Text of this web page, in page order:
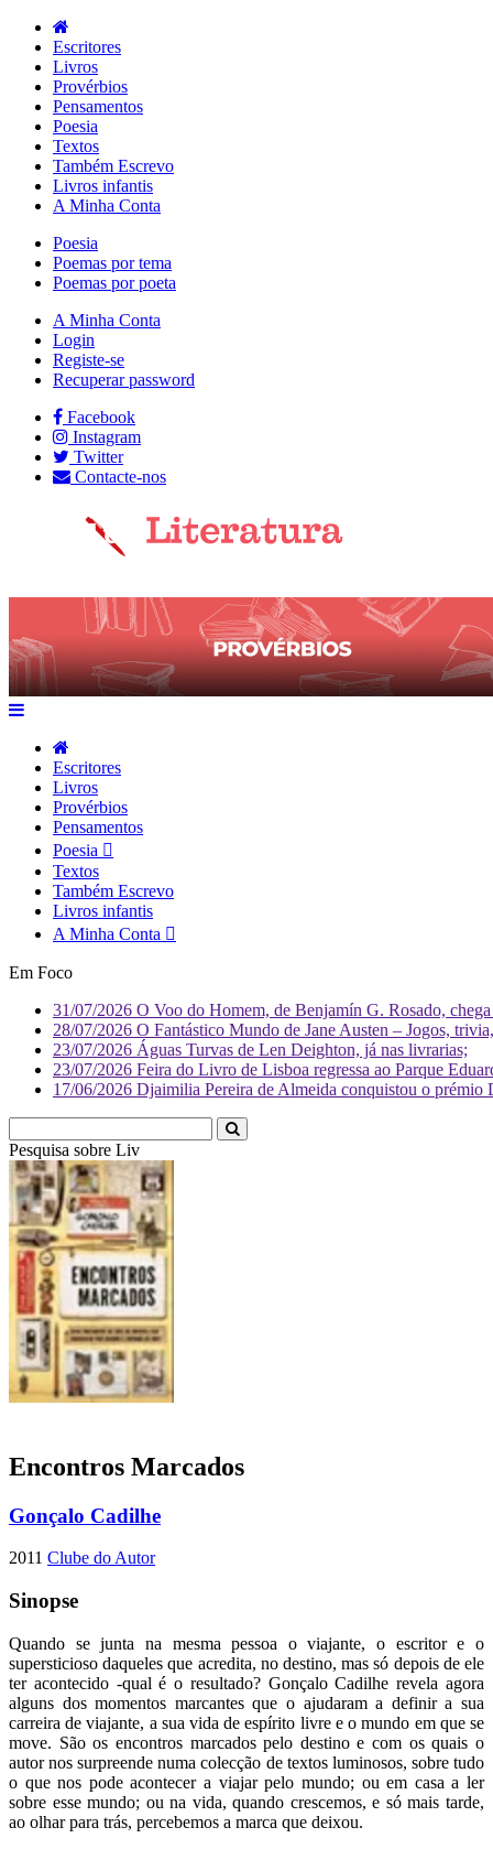
Escritores
Livros
Provérbios
Pensamentos
Poesia
Textos
Também Escrevo
Livros infantis
A Minha Conta
Poesia
Poemas por tema
Poemas por poeta
A Minha Conta
Login
Registe-se
Recuperar password
Facebook
Instagram
Twitter
Contacte-nos
Escritores
Livros
Provérbios
Pensamentos
Poesia
Textos
Também Escrevo
Livros infantis
A Minha Conta
Em Foco
31/07/2026 O Voo do Homem, de Benjamín G. Rosado,
28/07/2026 O Fantástico Mundo de Jane Austen – Jogos,
23/07/2026 Águas Turvas de Len Deighton, já nas livrarias;
23/07/2026 Feira do Livro de Lisboa regressa ao Parque
17/06/2026 Djaimilia Pereira de Almeida conquistou o
Pesquisa sobre Literatura
Encontros Marcados
Gonçalo Cadilhe
2011 Clube do Autor
Sinopse
Quando se junta na mesma pessoa o viajante, o escritor e o
supersticioso daqueles que acredita, no destino, mas só depois de ele
ter acontecido -qual é o resultado? Gonçalo Cadilhe revela agora
alguns dos momentos marcantes que o ajudaram a definir a sua
carreira de viajante, a sua vida de espírito livre e o mundo em que se
move. São os encontros marcados pelo destino e com os quais o
autor nos surpreende numa colecção de textos luminosos, sobre tudo
o que nos pode acontecer a viajar pelo mundo; ou em casa a ler
sobre esse mundo; ou na vida, quando crescemos, e só mais tarde,
ao olhar para trás, percebemos a marca que deixou.